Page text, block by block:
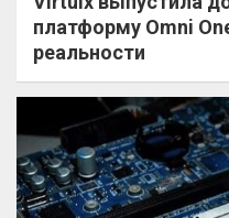
платформу Omni
реальности